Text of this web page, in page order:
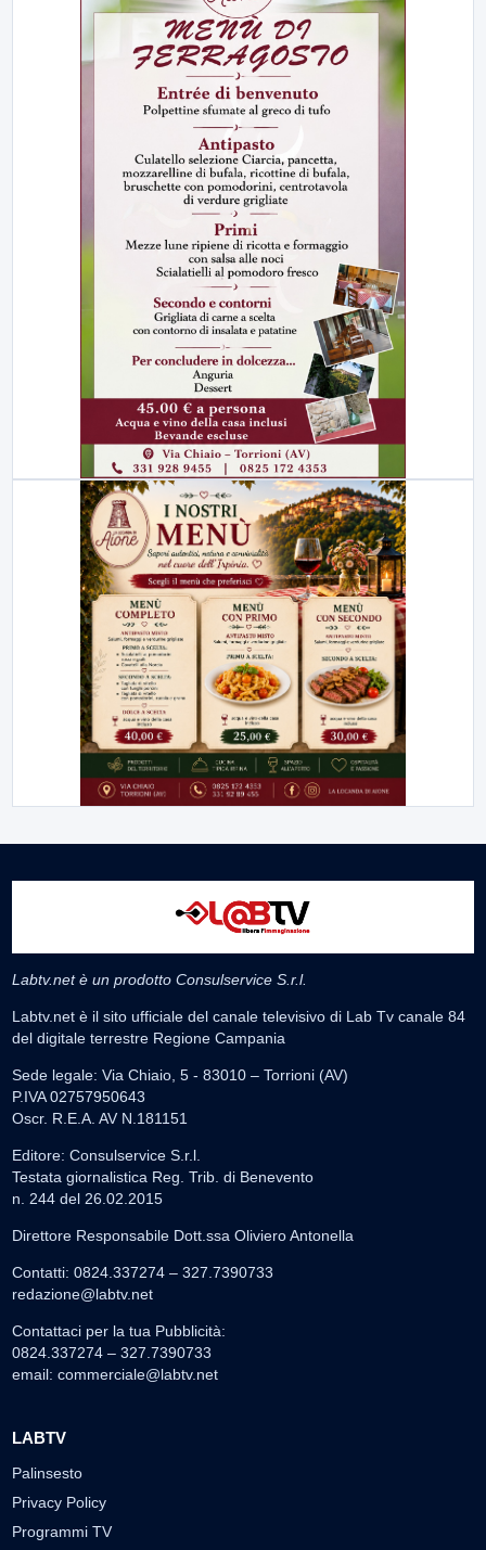
Labtv.net è un prodotto Consulservice S.r.l.
Labtv.net è il sito ufficiale del canale televisivo di Lab Tv canale 84
del digitale terrestre Regione Campania
Sede legale: Via Chiaio, 5 - 83010 – Torrioni (AV)
P.IVA 02757950643
Oscr. R.E.A. AV N.181151
Editore: Consulservice S.r.l.
Testata giornalistica Reg. Trib. di Benevento
n. 244 del 26.02.2015
Direttore Responsabile Dott.ssa Oliviero Antonella
Contatti: 0824.337274 – 327.7390733
redazione@labtv.net
Contattaci per la tua Pubblicità:
0824.337274 – 327.7390733
email: commerciale@labtv.net
LABTV
Palinsesto
Privacy Policy
Programmi TV